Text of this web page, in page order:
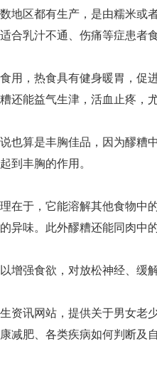
地区都有生产，是由糯米或
合乳汁不通、伤痛等症患者食
用，热食具有健身暖胃，促
还能益气生津，活血止疼，
也算是丰胸佳品，因为醪糟
到丰胸的作用。
在于，它能溶解其他食物中
异味。此外醪糟还能同肉中
增强食欲，对放松神经、缓
资讯网站，提供关于男女老
减肥、各类疾病如何判断